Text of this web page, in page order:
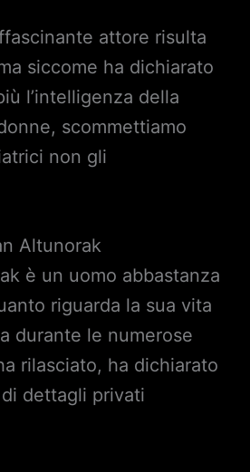
attore risulta
siccome ha dichiarato
l’intelligenza della
scommettiamo
non gli
Altunorak
è un uomo abbastanza
riguarda la sua vita
durante le numerose
rilasciato, ha dichiarato
dettagli privati